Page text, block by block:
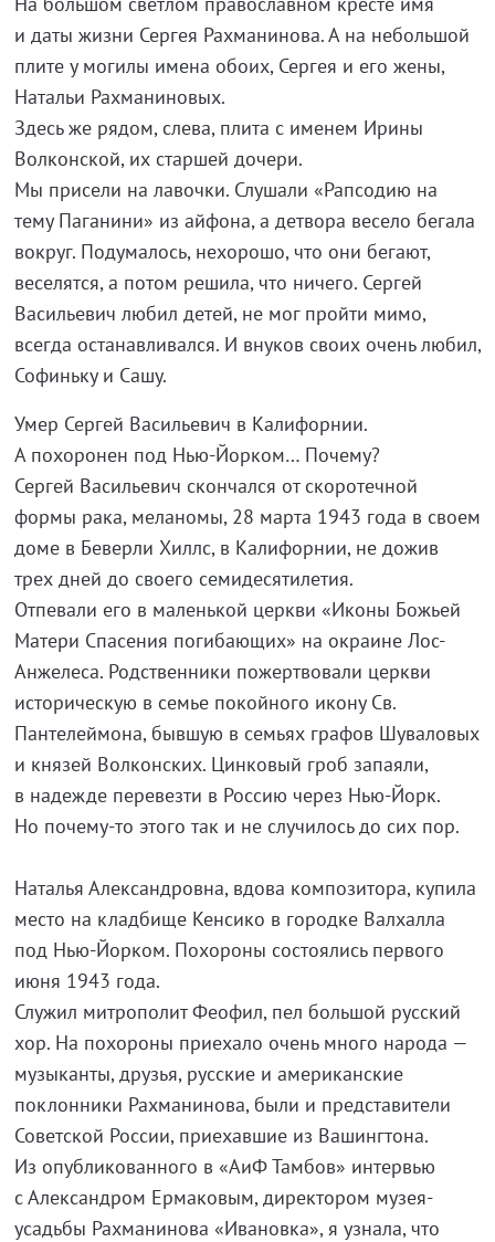
и даты жизни Сергея Рахманинова. А на небольшой
плите у могилы имена обоих, Сергея и его жены,
Натальи Рахманиновых.
Здесь же рядом, слева, плита с именем Ирины
Волконской, их старшей дочери.
Мы присели на лавочки. Слушали «Рапсодию на
тему Паганини» из айфона, а детвора весело бегала
вокруг. Подумалось, нехорошо, что они бегают,
веселятся, а потом решила, что ничего. Сергей
Васильевич любил детей, не мог пройти мимо,
всегда останавливался. И внуков своих очень любил,
Софиньку и Сашу.
Умер Сергей Васильевич в Калифорнии.
А похоронен под Нью-Йорком… Почему?
Сергей Васильевич скончался от скоротечной
формы рака, меланомы, 28 марта 1943 года в своем
доме в Беверли Хиллс, в Калифорнии, не дожив
трех дней до своего семидесятилетия.
Отпевали его в маленькой церкви «Иконы Божьей
Матери Спасения погибающих» на окраине Лос-
Анжелеса. Родственники пожертвовали церкви
историческую в семье покойного икону Св.
Пантелеймона, бывшую в семьях графов Шуваловых
и князей Волконских. Цинковый гроб запаяли,
в надежде перевезти в Россию через Нью-Йорк.
Но почему-то этого так и не случилось до сих пор.
Наталья Александровна, вдова композитора, купила
место на кладбище Кенсико в городке Валхалла
под Нью-Йорком. Похороны состоялись первого
июня 1943 года.
Служил митрополит Феофил, пел большой русский
хор. На похороны приехало очень много народа —
музыканты, друзья, русские и американские
поклонники Рахманинова, были и представители
Советской России, приехавшие из Вашингтона.
Из опубликованного в «АиФ Тамбов» интервью
с Александром Ермаковым, директором музея-
усадьбы Рахманинова «Ивановка», я узнала, что